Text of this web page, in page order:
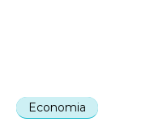
Economia